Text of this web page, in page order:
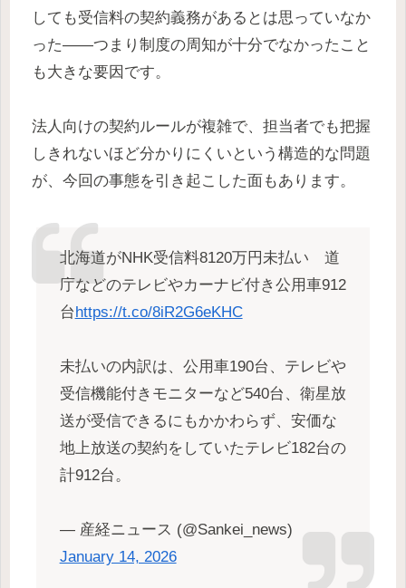
しても受信料の契約義務があるとは思っていなか
った——つまり制度の周知が十分でなかったこと
も大きな要因です。
法人向けの契約ルールが複雑で、担当者でも把握
しきれないほど分かりにくいという構造的な問題
が、今回の事態を引き起こした面もあります。
北海道がNHK受信料8120万円未払い 道
庁などのテレビやカーナビ付き公用車912
台https://t.co/8iR2G6eKHC
未払いの内訳は、公用車190台、テレビや
受信機能付きモニターなど540台、衛星放
送が受信できるにもかかわらず、安価な
地上放送の契約をしていたテレビ182台の
計912台。
— 産経ニュース (@Sankei_news)
January 14, 2026